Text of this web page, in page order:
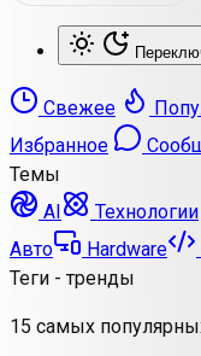
Свежее
Избранное
Темы
AI
Технологии
Авто
Hardware
Теги - тренды
15 самых